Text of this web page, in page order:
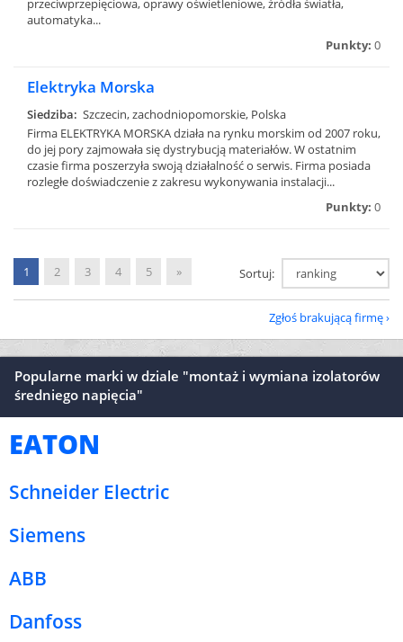
przeciwprzepięciowa, oprawy oświetleniowe, źródła światła,
automatyka...
Punkty: 0
Elektryka Morska
Siedziba: Szczecin, zachodniopomorskie, Polska
Firma ELEKTRYKA MORSKA działa na rynku morskim od 2007 roku,
do jej pory zajmowała się dystrybucją materiałów. W ostatnim
czasie firma poszerzyła swoją działalność o serwis. Firma posiada
rozległe doświadczenie z zakresu wykonywania instalacji...
Punkty: 0
1 2 3 4 5 » Sortuj:
Zgłoś brakującą firmę
Popularne marki w dziale "montaż i wymiana izolatorów
średniego napięcia"
EATON
Schneider Electric
Siemens
ABB
Danfoss